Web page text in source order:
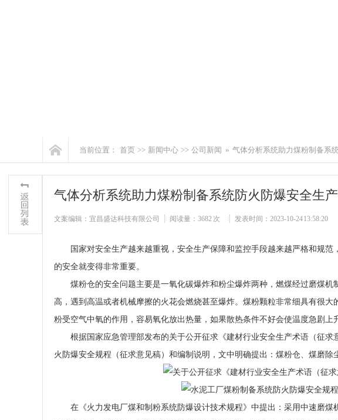
当前位置： 首页 >> 新闻中心 >> 公司新闻 » 气体分析系统助力煤粉制备系
气体分析系统助力煤粉制备系统防火防爆安全生产
文案编辑：宜昌盛达科技有限公司 阅读量： 3682 次 发表时间：2023-10-24 13:58:20
国家对安全生产越来越重视，安全生产保障和监控手段越来越严格和规
的安全就变得非常重要。
煤粉仓的安全问题主要是一氧化碳爆炸和粉尘爆炸两种，燃煤经过磨煤
高，遇到高温或者机械摩擦的火花会燃烧甚至爆炸。煤粉颗粒非常细具有很
粉受空气中氧的作用，容易氧化放出热量，如果散热条件不好会使温度急剧上
根据国家应急管理部发布的关于公开征求《建材行业安全生产术语（征
火防爆安全规程（征求意见稿）和编制说明，文中明确提出：煤粉仓、煤磨除
在《火力发电厂煤和制粉系统防爆设计技术规程》中提出：采用中速磨